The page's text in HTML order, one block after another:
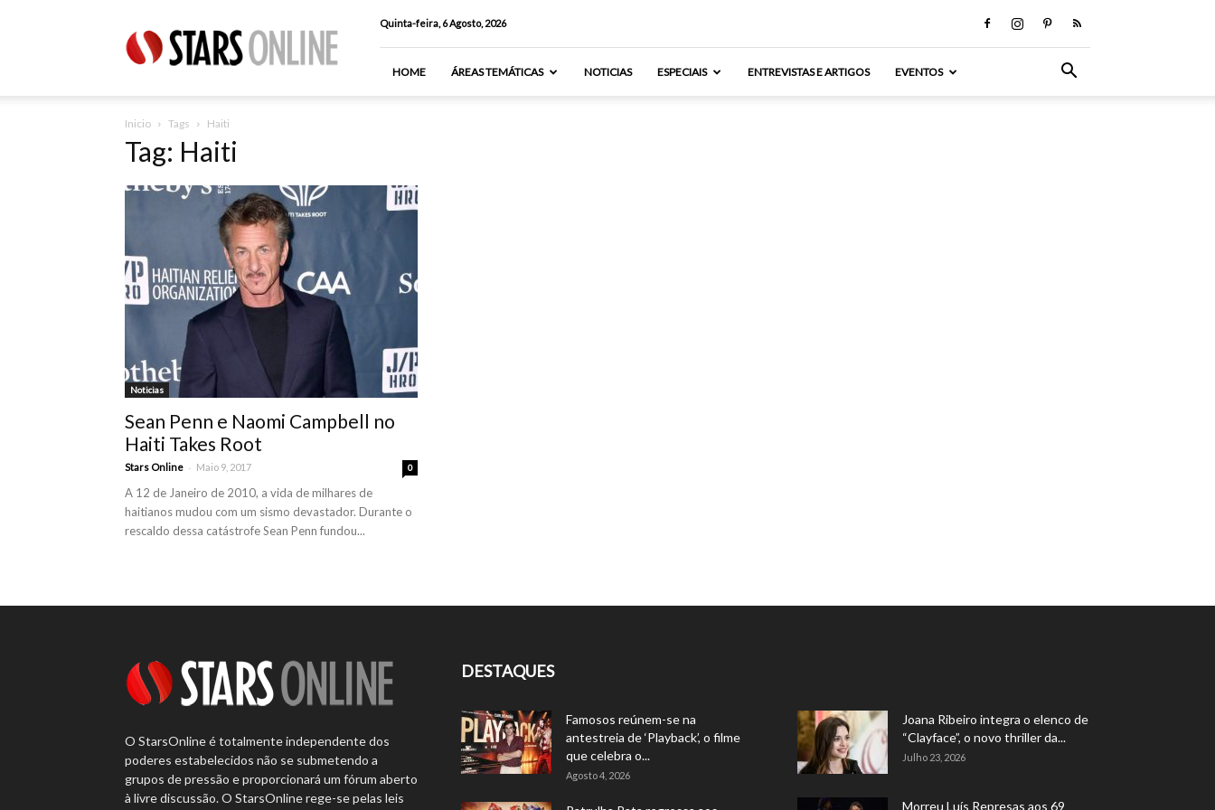
Online
Quinta-feira, 6 Agosto, 2026
HOME ÁREAS TEMÁTICAS NOTICIAS ESPECIAIS ENTREVISTAS E ARTIGOS EVENTOS
Inicio Tags Haiti
Tag: Haiti
Noticias
Sean Penn e Naomi Campbell no
Haiti Takes Root
Stars Online - Maio 9, 2017 0
A 12 de Janeiro de 2010, a vida de milhares de
haitianos mudou com um sismo devastador. Durante o
rescaldo dessa catástrofe Sean Penn fundou...
O StarsOnline é totalmente independente dos
poderes estabelecidos não se submetendo a
grupos de pressão e proporcionará um fórum aberto
à livre discussão. O StarsOnline rege-se pelas leis
DESTAQUES
Famosos reúnem-se na
antestreia de ‘Playback’, o filme
que celebra o...
Agosto 4, 2026
Joana Ribeiro integra o elenco de
“Clayface”, o novo thriller da...
Julho 23, 2026
Morreu Luís Represas aos 69